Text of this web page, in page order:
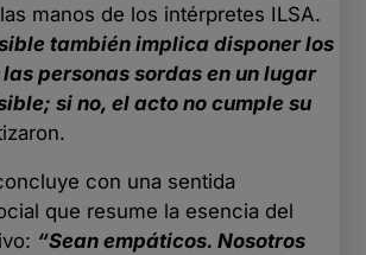
manos de los intérpretes ILSA.
también implica disponer los
personas sordas en un lugar
si no, el acto no cumple su
con una sentida
que resume la esencia del
“Sean empáticos. Nosotros